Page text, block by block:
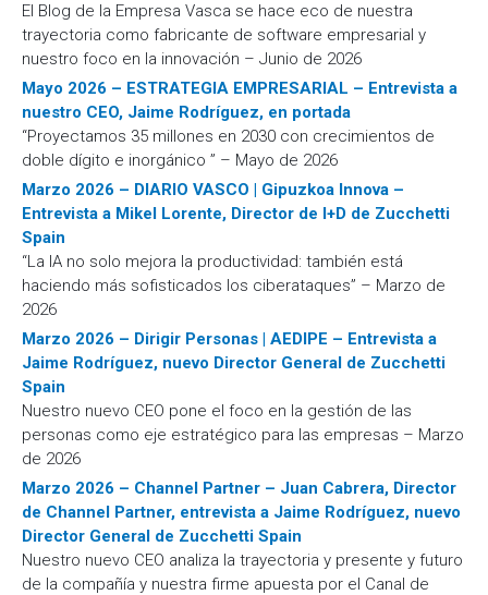
El Blog de la Empresa Vasca se hace eco de nuestra
trayectoria como fabricante de software empresarial y
nuestro foco en la innovación – Junio de 2026
Mayo 2026 – ESTRATEGIA EMPRESARIAL – Entrevista a
nuestro CEO, Jaime Rodríguez, en portada
“Proyectamos 35 millones en 2030 con crecimientos de
doble dígito e inorgánico ” – Mayo de 2026
Marzo 2026 – DIARIO VASCO | Gipuzkoa Innova –
Entrevista a Mikel Lorente, Director de I+D de Zucchetti
Spain
“La IA no solo mejora la productividad: también está
haciendo más sofisticados los ciberataques” – Marzo de
2026
Marzo 2026 – Dirigir Personas | AEDIPE – Entrevista a
Jaime Rodríguez, nuevo Director General de Zucchetti
Spain
Nuestro nuevo CEO pone el foco en la gestión de las
personas como eje estratégico para las empresas – Marzo
de 2026
Marzo 2026 – Channel Partner – Juan Cabrera, Director
de Channel Partner, entrevista a Jaime Rodríguez, nuevo
Director General de Zucchetti Spain
Nuestro nuevo CEO analiza la trayectoria y presente y futuro
de la compañía y nuestra firme apuesta por el Canal de